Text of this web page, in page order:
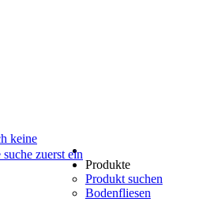
keine
zuerst ein
Produkte
Produkt suchen
Bodenfliesen